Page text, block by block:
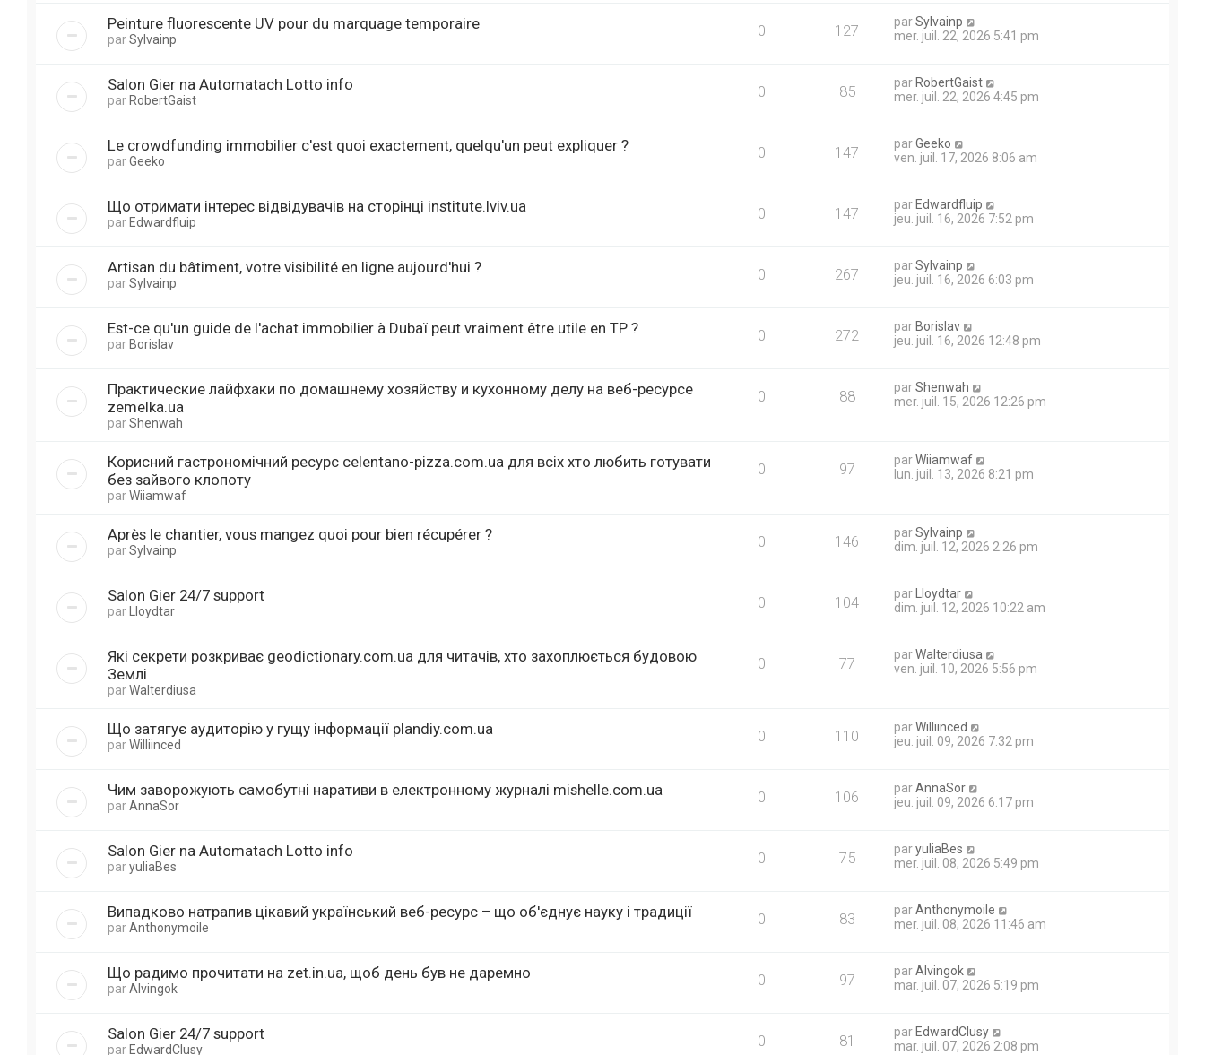
Peinture fluorescente UV pour du marquage temporaire
parSylvainp 0 127 parSylvainp
mer. juil. 22, 2026 5:41 pm
Salon Gier na Automatach Lotto info
par RobertGaist 0 85 par RobertGaist
mer. juil. 22, 2026 4:45 pm
Le crowdfunding immobilier c'est quoi exactement, quelqu'un peut expliquer ?
parGeeko 0 147 parGeeko
ven. juil. 17, 2026 8:06 am
Що отримати інтерес відвідувачів на сторінці institute.lviv.ua
par Edwardfluip 0 147 par Edwardfluip
jeu. juil. 16, 2026 7:52 pm
Artisan du bâtiment, votre visibilité en ligne aujourd'hui ?
parSylvainp 0 267 parSylvainp
jeu. juil. 16, 2026 6:03 pm
Est-ce qu'un guide de l'achat immobilier à Dubaï peut vraiment être utile en TP ?
par Borislav 0 272 par Borislav
jeu. juil. 16, 2026 12:48 pm
Практические лайфхаки по домашнему хозяйству и кухонному делу на веб-ресурсе
zemelka.ua
parShenwah
0 88 parShenwah
mer. juil. 15, 2026 12:26 pm
Корисний гастрономічний ресурс celentano-pizza.com.ua для всіх хто любить готувати
без зайвого клопоту
parWiiamwaf
0 97 parWiiamwaf
lun. juil. 13, 2026 8:21 pm
Après le chantier, vous mangez quoi pour bien récupérer ?
parSylvainp 0 146 parSylvainp
dim. juil. 12, 2026 2:26 pm
Salon Gier 24/7 support
par Lloydtar 0 104 par
Lloydtar
dim. juil. 12, 2026 10:22 am
Які секрети розкриває geodictionary.com.ua для читачів, хто захоплюється будовою
Землі
parWalterdiusa
0 77 parWalterdiusa
ven. juil. 10, 2026 5:56 pm
Що затягує аудиторію у гущу інформації plandiy.com.ua
parWilliinced 0 110 parWilliinced
jeu. juil. 09, 2026 7:32 pm
Чим заворожують самобутні наративи в електронному журналі mishelle.com.ua
parAnnaSor 0 106 parAnnaSor
jeu. juil. 09, 2026 6:17 pm
Salon Gier na Automatach Lotto info
paryuliaBes 0 75 paryuliaBes
mer. juil. 08, 2026 5:49 pm
Випадково натрапив цікавий український веб-ресурс – що об'єднує науку і традиції
parAnthonymoile 0 83 parAnthonymoile
mer. juil. 08, 2026 11:46 am
Що радимо прочитати на zet.in.ua, щоб день був не даремно
parAlvingok 0 97 parAlvingok
mar. juil. 07, 2026 5:19 pm
Salon Gier 24/7 support
par EdwardClusy 0 81 par EdwardClusy
mar. juil. 07, 2026 2:08 pm